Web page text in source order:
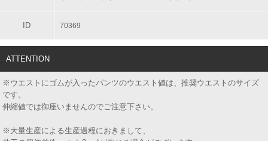
ID 70369
ATTENTION
※ウエストにゴムが入ったパンツのウエスト値は、推奨ウエストのサイズ
です。
伸縮値では御座いませんのでご注意下さい。
※大量生産による生産過程におきまして、